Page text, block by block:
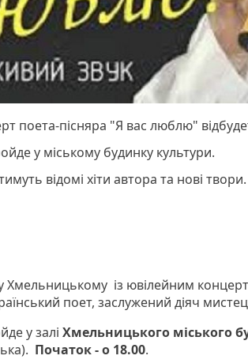
поета-пісняра "Я вас люблю"
у міському будинку культури.
відомі хіти автора та нові твори.
Хмельницькому із ювілейним
поет, заслужений діяч
у заліХмельницького міського
Початок - о 18.00.